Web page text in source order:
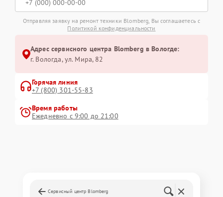
Отправляя заявку на ремонт техники Blomberg, Вы соглашаетесь с
Политикой конфиденциальности
Адрес сервисного центра Blomberg в Вологде:
г. Вологда, ул. Мира, 82
Горячая линия
+7 (800) 301-55-83
Время работы
Ежедневно с 9:00 до 21:00
Сервисный центр Blomberg